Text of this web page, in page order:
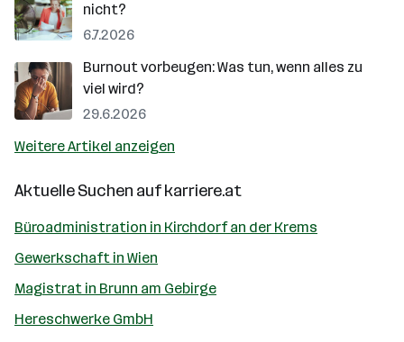
nicht?
6.7.2026
Burnout vorbeugen: Was tun, wenn alles zu
viel wird?
29.6.2026
Weitere Artikel anzeigen
Aktuelle Suchen aufkarriere.at
Büroadministration in Kirchdorf an der Krems
Gewerkschaft in Wien
Magistrat in Brunn am Gebirge
Hereschwerke GmbH